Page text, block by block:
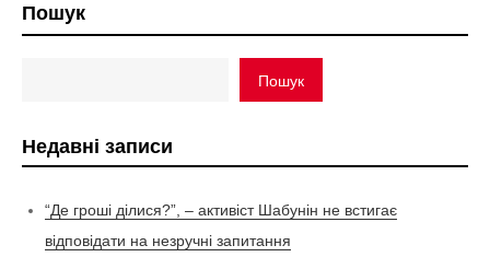
Пошук
Пошук
Недавні записи
“Де гроші ділися?”, – активіст Шабунін не встигає
відповідати на незручні запитання